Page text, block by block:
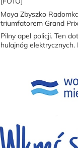
Moya Zbyszko
triumfatorem Grand
Pilny apel policji. Ten
hulajnóg